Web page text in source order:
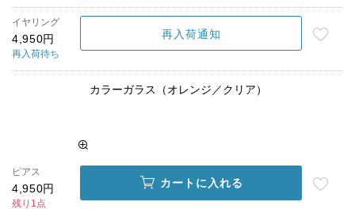
イヤリング
4,950円
再入荷待ち
再入荷通知
カラーガラス（オレンジ／クリア）
ピアス
4,950円
残り1点
カートに入れる